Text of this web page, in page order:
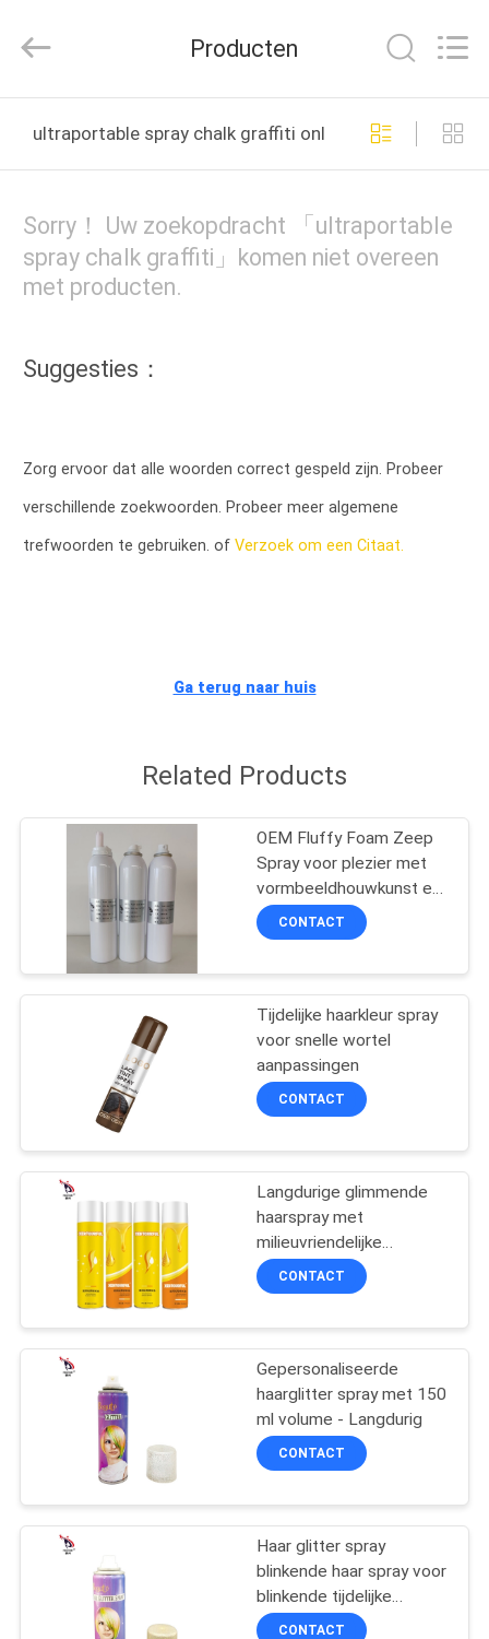
VIDEOS
ONS
KWALITEITSCONTROLE
GEVALLEN
SITEMAP
PRIVACYBELEID
Fine
All
Reserved.
Producten
ultraportable spray chalk graffiti online fabricage
Sorry！ Uw zoekopdracht 「ultraportable
spray chalk graffiti」komen niet overeen
met producten.
Suggesties：
Zorg ervoor dat alle woorden correct gespeld zijn. Probeer
verschillende zoekwoorden. Probeer meer algemene
trefwoorden te gebruiken. of Verzoek om een Citaat.
Ga terug naar huis
Related Products
OEM Fluffy Foam Zeep
Spray voor plezier met
vormbeeldhouwkunst en
creatie
CONTACT
Tijdelijke haarkleur spray
voor snelle wortel
aanpassingen
CONTACT
Langdurige glimmende
haarspray met
milieuvriendelijke
formulering
CONTACT
Gepersonaliseerde
haarglitter spray met 150
ml volume - Langdurig
CONTACT
Haar glitter spray
blinkende haar spray voor
blinkende tijdelijke
haarkleur
CONTACT